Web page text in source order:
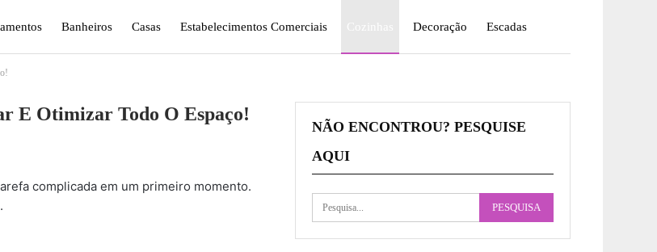
Banheiros Casas Estabelecimentos Comerciais Decoração Escadas
E Otimizar Todo O Espaço!
complicada em um primeiro momento.
NÃO ENCONTROU? PESQUISE
AQUI